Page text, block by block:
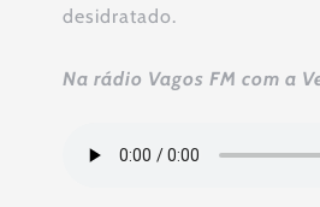
desidratado.
Na rádio Vagos FM com a